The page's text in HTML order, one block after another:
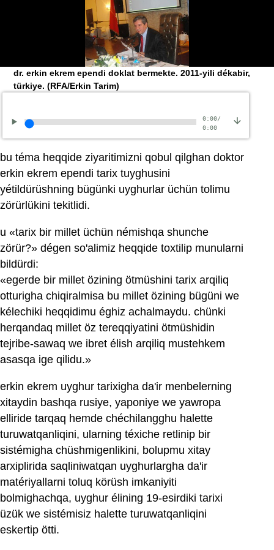
dr. erkin ekrem ependi doklat bermekte. 2011-yili dékabir,
türkiye.(RFA/Erkin Tarim)
0:00/
0:00
bu téma heqqide ziyaritimizni qobul qilghan doktor
erkin ekrem ependi tarix tuyghusini
yétildürüshning bügünki uyghurlar üchün tolimu
zörürlükini tekitlidi.
u «tarix bir millet üchün némishqa shunche
zörür?» dégen so'alimiz heqqide toxtilip munularni
bildürdi:
«egerde bir millet özining ötmüshini tarix arqiliq
otturigha chiqiralmisa bu millet özining bügüni we
kélechiki heqqidimu éghiz achalmaydu. chünki
herqandaq millet öz tereqqiyatini ötmüshidin
tejribe-sawaq we ibret élish arqiliq mustehkem
asasqa ige qilidu.»
erkin ekrem uyghur tarixigha da'ir menbelerning
xitaydin bashqa rusiye, yaponiye we yawropa
elliride tarqaq hemde chéchilangghu halette
turuwatqanliqini, ularning téxiche retlinip bir
sistémigha chüshmigenlikini, bolupmu xitay
arxiplirida saqliniwatqan uyghurlargha da'ir
matériyallarni toluq körüsh imkaniyiti
bolmighachqa, uyghur élining 19-esirdiki tarixi
üzük we sistémisiz halette turuwatqanliqini
eskertip ötti.